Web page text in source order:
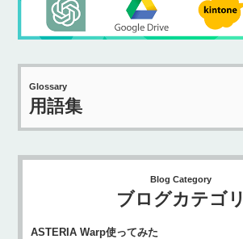
Glossary
用語集
Blog Category
ブログカテゴリ
ASTERIA Warp使ってみた